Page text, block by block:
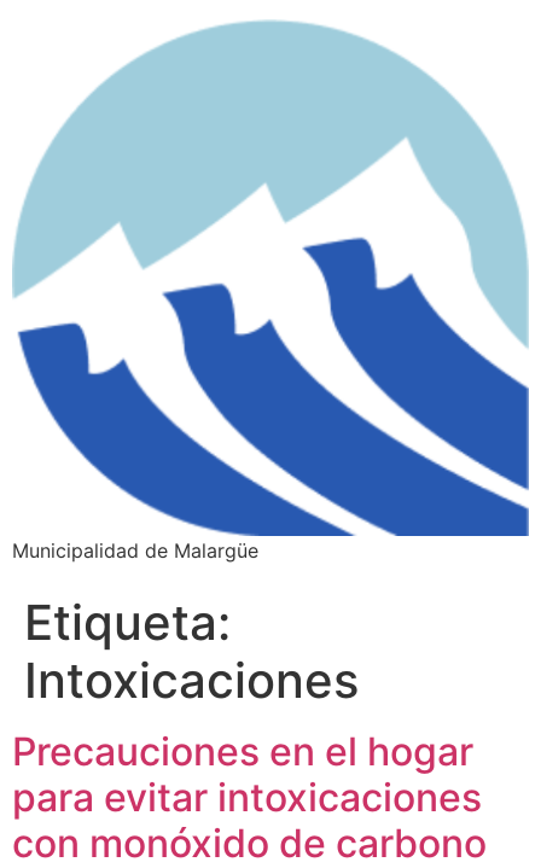
Municipalidad de Malargüe
Etiqueta:
Intoxicaciones
Precauciones en el hogar
para evitar intoxicaciones
con monóxido de carbono